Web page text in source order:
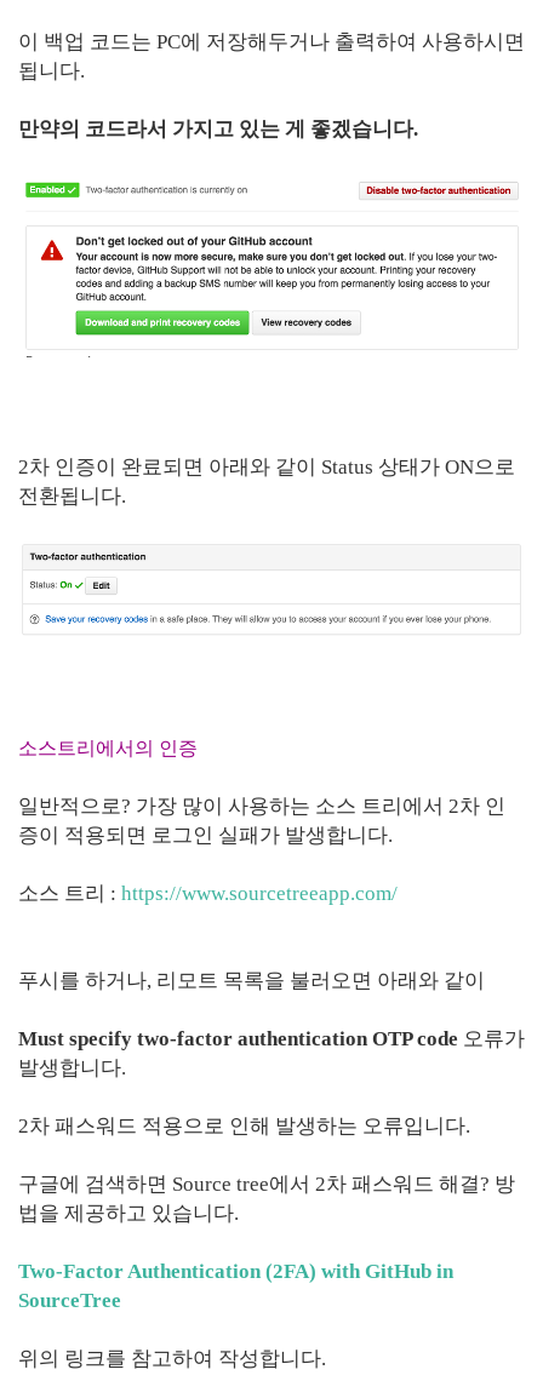
이 백업 코드는 PC에 저장해두거나 출력하여 사용하시면
됩니다.
만약의 코드라서 가지고 있는 게 좋겠습니다.
2차 인증이 완료되면 아래와 같이 Status 상태가 ON으로
전환됩니다.
소스트리에서의 인증
일반적으로? 가장 많이 사용하는 소스 트리에서 2차 인
증이 적용되면 로그인 실패가 발생합니다.
소스 트리 : https://www.sourcetreeapp.com/
푸시를 하거나, 리모트 목록을 불러오면 아래와 같이
Must specify two-factor authentication OTP code 오류가
발생합니다.
2차 패스워드 적용으로 인해 발생하는 오류입니다.
구글에 검색하면 Source tree에서 2차 패스워드 해결? 방
법을 제공하고 있습니다.
Two-Factor Authentication (2FA) with GitHub in
SourceTree
위의 링크를 참고하여 작성합니다.